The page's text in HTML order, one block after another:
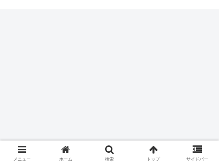
メニュー ホーム 検索 トップ サイドバー